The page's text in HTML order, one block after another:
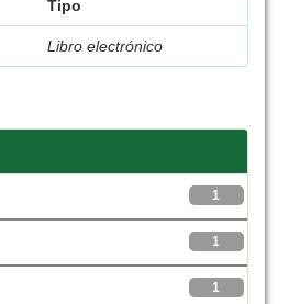
Tipo
Libro electrónico
1
1
1